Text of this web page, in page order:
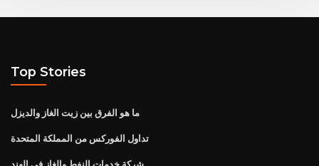
Top Stories
ما هو الفرق بين زيت الغاز والديزل
تداول الفوركس من المملكة المتحدة